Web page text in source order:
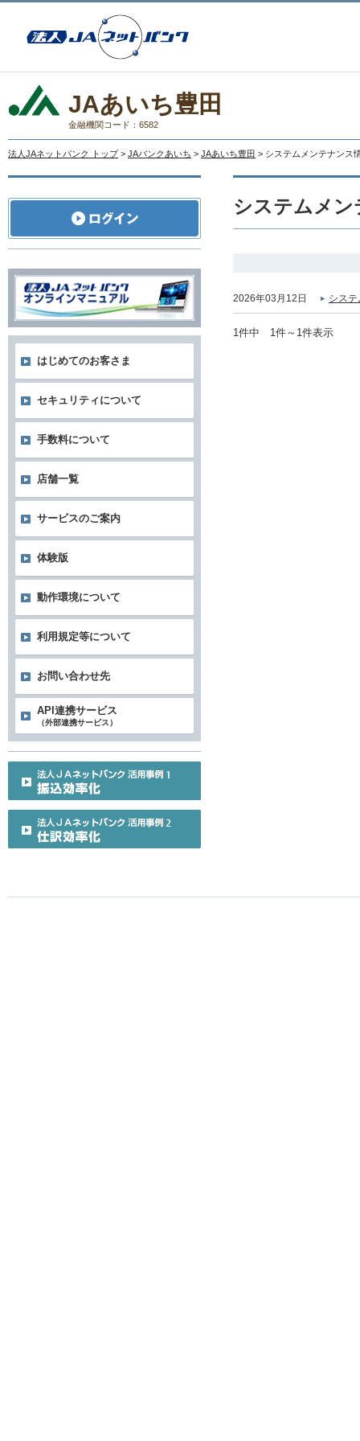
JAあいち豊田
金融機関コード：6582
法人JAネットバンク トップ > JAバンクあいち > JAあいち豊田 > システムメンテナンス
システムメ
2026年03月12日 シス
1件中 1件～1件表示
はじめてのお客さま
セキュリティについて
手数料について
店舗一覧
サービスのご案内
体験版
動作環境について
利用規定等について
お問い合わせ先
API連携サービス
（外部連携サービス）